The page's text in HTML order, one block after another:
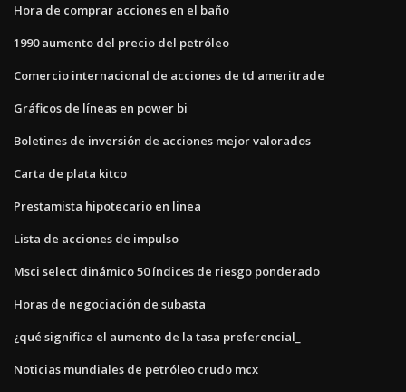
Hora de comprar acciones en el baño
1990 aumento del precio del petróleo
Comercio internacional de acciones de td ameritrade
Gráficos de líneas en power bi
Boletines de inversión de acciones mejor valorados
Carta de plata kitco
Prestamista hipotecario en linea
Lista de acciones de impulso
Msci select dinámico 50 índices de riesgo ponderado
Horas de negociación de subasta
¿qué significa el aumento de la tasa preferencial_
Noticias mundiales de petróleo crudo mcx